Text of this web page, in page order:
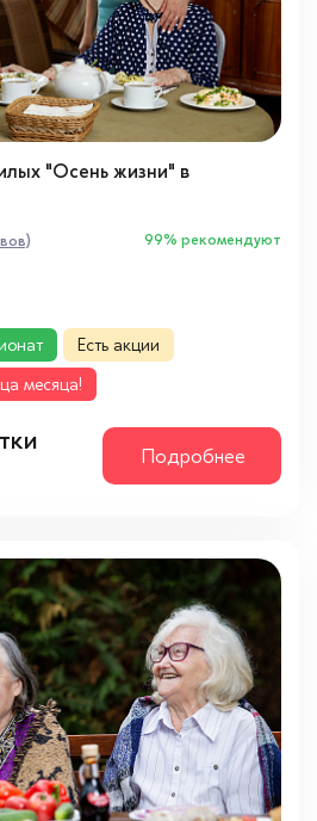
"Осень жизни" в
99% рекомендуют
Есть акции
месяца!
Подробнее